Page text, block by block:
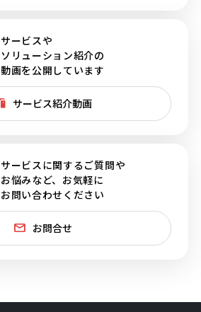
サービスや
ソリューション紹介の
動画を公開しています
サービス紹介動画
サービスに関するご質問や
お悩みなど、お気軽に
お問い合わせください
お問合せ